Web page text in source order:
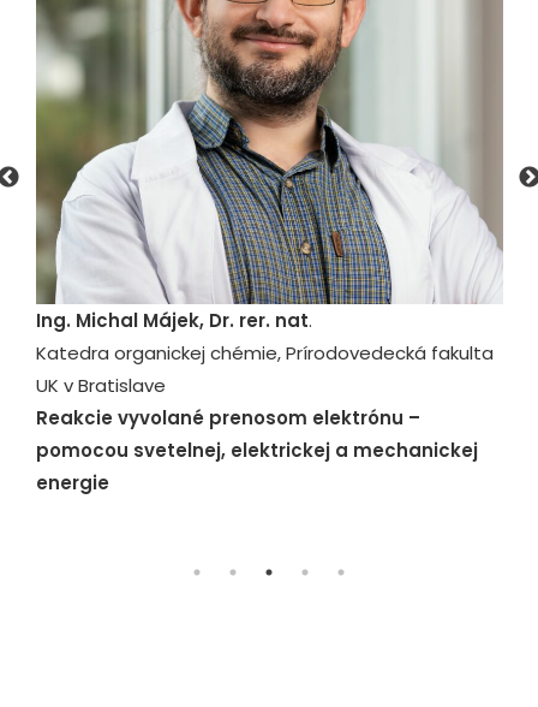
Ing. Michal Májek, Dr. rer. nat.
Katedra organickej chémie, Prírodovedecká fakulta
UK v Bratislave
Reakcie vyvolané prenosom elektrónu –
pomocou svetelnej, elektrickej a mechanickej
energie